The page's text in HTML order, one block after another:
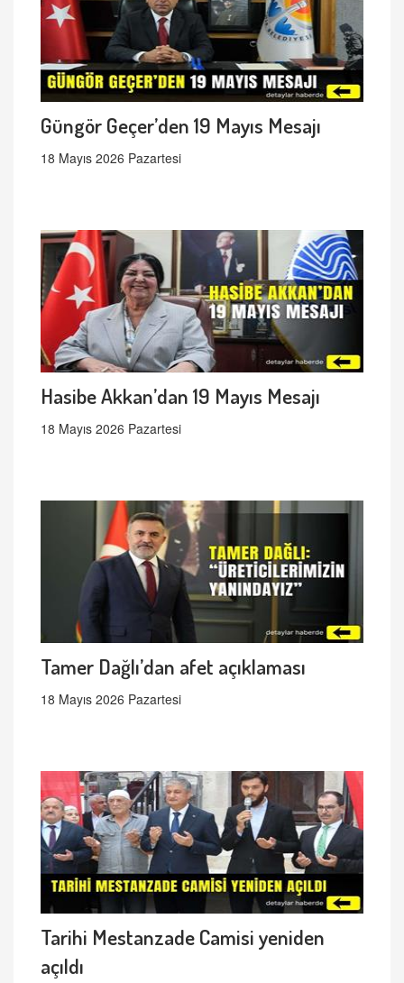
Güngör Geçer’den 19 Mayıs Mesajı
18 Mayıs 2026 Pazartesi
Hasibe Akkan’dan 19 Mayıs Mesajı
18 Mayıs 2026 Pazartesi
Tamer Dağlı’dan afet açıklaması
18 Mayıs 2026 Pazartesi
Tarihi Mestanzade Camisi yeniden
açıldı